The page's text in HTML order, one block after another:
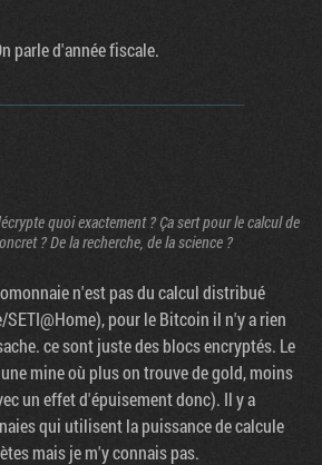
parle d'année fiscale.
quoi exactement ? Ça sert pour le calcul de
? De la recherche, de la science ?
n'est pas du calcul distribué
pour le Bitcoin il n'y a rien
ce sont juste des blocs encryptés. Le
mine où plus on trouve de gold, moins
un effet d'épuisement donc). Il y a
qui utilisent la puissance de calcule
mais je m'y connais pas.